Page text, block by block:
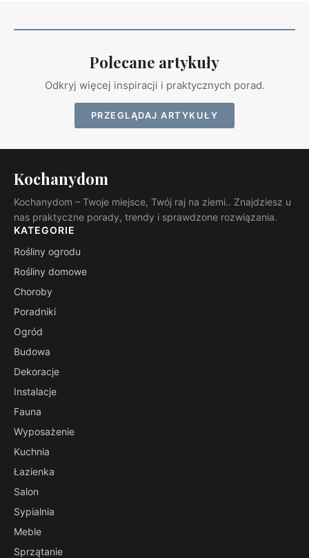
Polecane artykuły
Odkryj więcej inspiracji i praktycznych porad.
PRZEGLĄDAJ ARTYKUŁY
Kochanydom
Kochanydom – Twoje miejsce, Twój raj na ziemi.. Znajdziesz u
nas praktyczne porady, trendy i sprawdzone rozwiązania.
KATEGORIE
Rośliny ogrodu
Rośliny domowe
Choroby
Poradniki
Ogród
Budowa
Dekoracje
Instalacje
Fauna
Wyposażenie
Kuchnia
Łazienka
Salon
Sypialnia
Meble
Sprzątanie